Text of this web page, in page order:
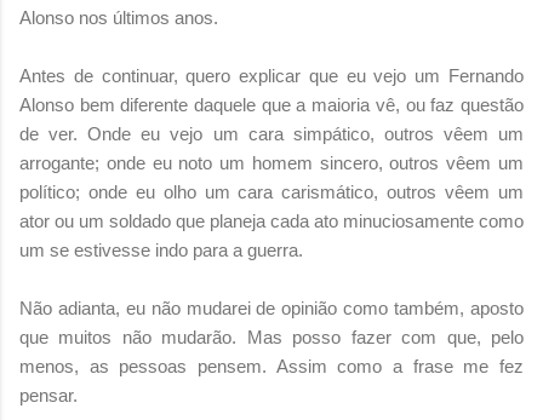
Alonso nos últimos anos.
Antes de continuar, quero explicar que eu vejo um Fernando
Alonso bem diferente daquele que a maioria vê, ou faz questão
de ver. Onde eu vejo um cara simpático, outros vêem um
arrogante; onde eu noto um homem sincero, outros vêem um
político; onde eu olho um cara carismático, outros vêem um
ator ou um soldado que planeja cada ato minuciosamente como
um se estivesse indo para a guerra.
Não adianta, eu não mudarei de opinião como também, aposto
que muitos não mudarão. Mas posso fazer com que, pelo
menos, as pessoas pensem. Assim como a frase me fez
pensar.